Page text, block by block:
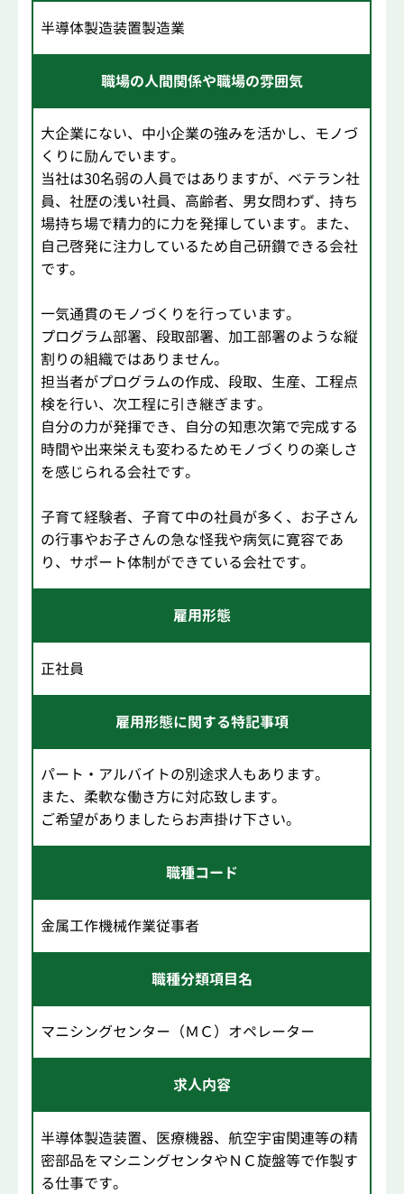
半導体製造装置製造業
職場の人間関係や職場の雰囲気
大企業にない、中小企業の強みを活かし、モノづ
くりに励んでいます。
当社は30名弱の人員ではありますが、ベテラン社
員、社歴の浅い社員、高齢者、男女問わず、持ち
場持ち場で精力的に力を発揮しています。また、
自己啓発に注力しているため自己研鑽できる会社
です。
一気通貫のモノづくりを行っています。
プログラム部署、段取部署、加工部署のような縦
割りの組織ではありません。
担当者がプログラムの作成、段取、生産、工程点
検を行い、次工程に引き継ぎます。
自分の力が発揮でき、自分の知恵次第で完成する
時間や出来栄えも変わるためモノづくりの楽しさ
を感じられる会社です。
子育て経験者、子育て中の社員が多く、お子さん
の行事やお子さんの急な怪我や病気に寛容であ
り、サポート体制ができている会社です。
雇用形態
正社員
雇用形態に関する特記事項
パート・アルバイトの別途求人もあります。
また、柔軟な働き方に対応致します。
ご希望がありましたらお声掛け下さい。
職種コード
金属工作機械作業従事者
職種分類項目名
マニシングセンター（ＭＣ）オペレーター
求人内容
半導体製造装置、医療機器、航空宇宙関連等の精
密部品をマシニングセンタやＮＣ旋盤等で作製す
る仕事です。